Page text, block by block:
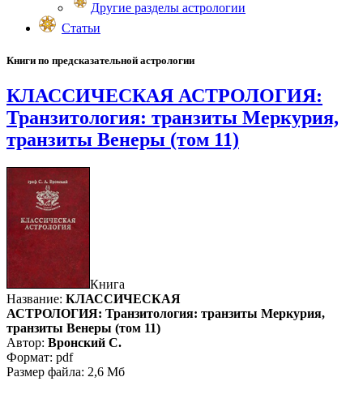
Другие разделы астрологии
Статьи
Книги по предсказательной астрологии
КЛАССИЧЕСКАЯ АСТРОЛОГИЯ:
Транзитология: транзиты Меркурия,
транзиты Венеры (том 11)
Книга
Название: КЛАССИЧЕСКАЯ
АСТРОЛОГИЯ: Транзитология: транзиты Меркурия,
транзиты Венеры (том 11)
Автор: Вронский С.
Формат: pdf
Размер файла: 2,6 Мб